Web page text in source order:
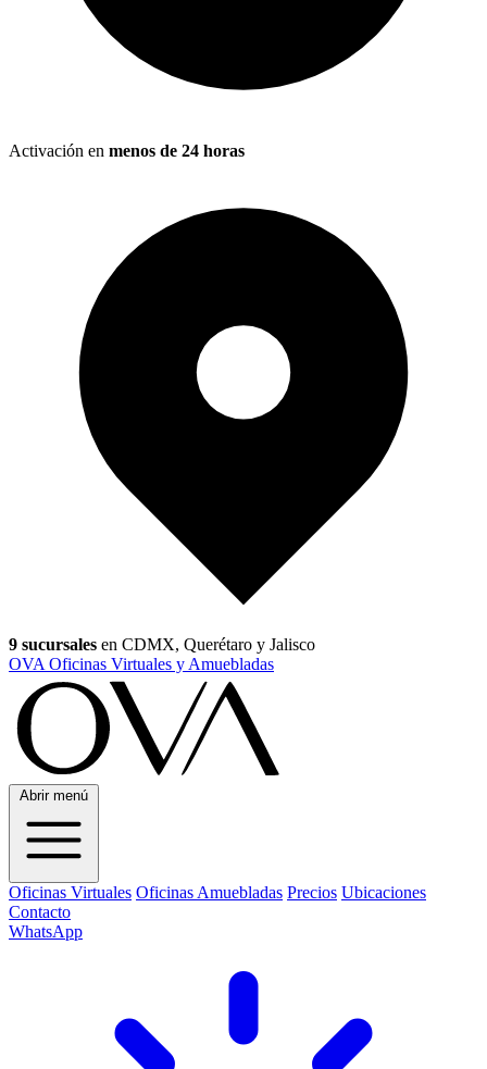
Activación en menos de 24 horas
9 sucursales en CDMX, Querétaro y Jalisco
OVA Oficinas Virtuales y Amuebladas
Abrir menú
Oficinas Virtuales Oficinas Amuebladas Precios Ubicaciones
Contacto
WhatsApp